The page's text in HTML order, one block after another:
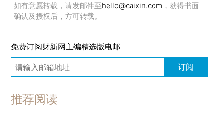
如有意愿转载，请发邮件至hello@caixin.com ，获得书面
确认及授权后，方可转载。
免费订阅财新网主编精选版电邮
订阅
推荐阅读